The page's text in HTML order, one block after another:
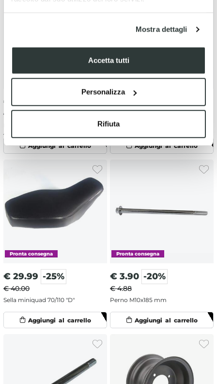
Mostra dettagli
Accetta tutti
Personalizza
Rifiuta
€ 0.90 -10%
€ 1.00
Amp
€ 12.51 -17%
Fanale posteriore B miniquad
€ 29.99 -25%
€ 40.00
Sella miniquad 70/110 "D"
€ 3.90 -20%
€ 4.88
Perno M10x185 mm